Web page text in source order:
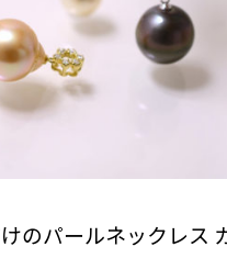
のパールネックレス